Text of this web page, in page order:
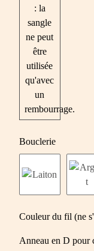
: la
sangle
ne peut
être
utilisée
qu'avec
un
rembourrage.
Bouclerie
Couleur du fil (ne
Anneau en D pour